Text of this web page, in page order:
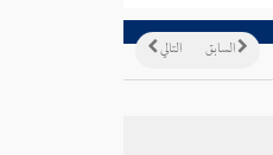
التالي السابق